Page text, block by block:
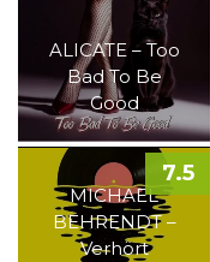
ALICATE – Too
Bad To Be
Good
MICHAEL
BEHRENDT –
Verhört
7.5